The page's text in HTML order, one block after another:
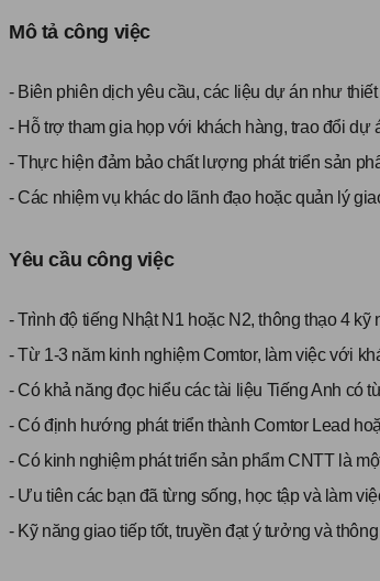
Mô tả công việc
- Biên phiên dịch yêu cầu, các liệu dự án như
- Hỗ trợ tham gia họp với khách hàng, trao đổi
- Thực hiện đảm bảo chất lượng phát triển sản
- Các nhiệm vụ khác do lãnh đạo hoặc quản lý
Yêu cầu công việc
- Trình độ tiếng Nhật N1 hoặc N2, thông thạo 4 kỹ
- Từ 1-3 năm kinh nghiệm Comtor, làm việc với
- Có khả năng đọc hiểu các tài liệu Tiếng Anh có
- Có định hướng phát triển thành Comtor Lead
- Có kinh nghiệm phát triển sản phẩm CNTT là
- Ưu tiên các bạn đã từng sống, học tập và làm
- Kỹ năng giao tiếp tốt, truyền đạt ý tưởng và